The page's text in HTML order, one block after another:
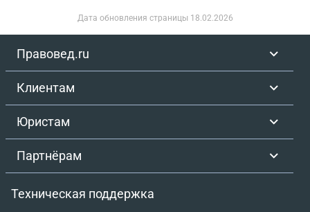
Дата обновления страницы 18.02.2026
Правовед.ru
Клиентам
Юристам
Партнёрам
Техническая поддержка